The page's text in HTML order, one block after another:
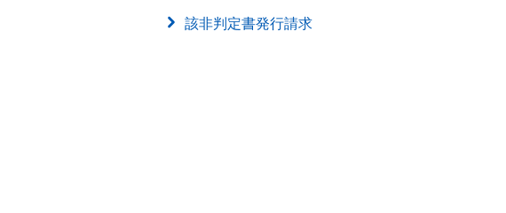
該非判定書発行請求